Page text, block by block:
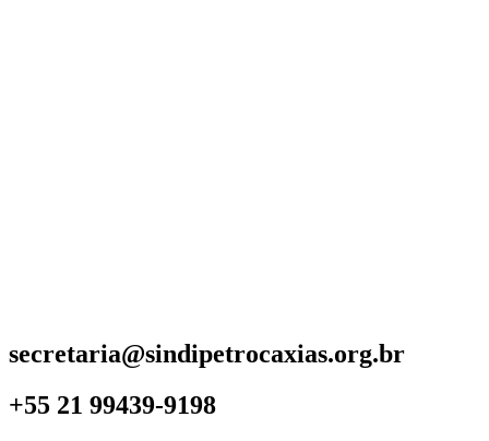
secretaria@sindipetrocaxias.org.br
+55 21 99439-9198